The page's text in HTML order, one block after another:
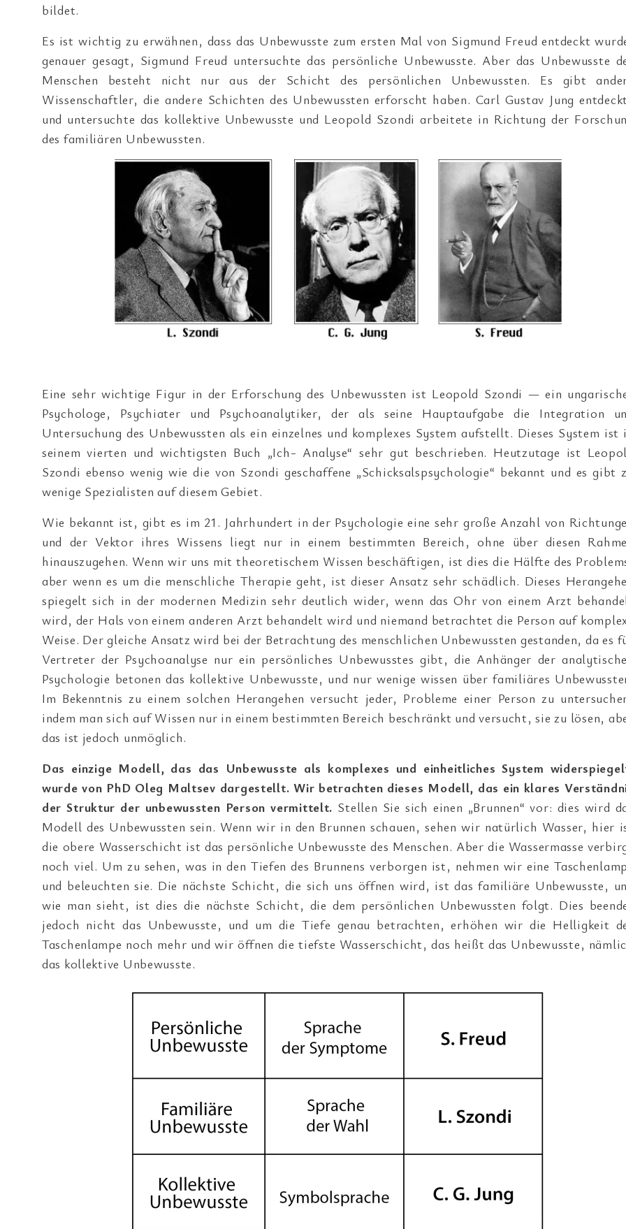
bildet.
Es ist wichtig zu erwähnen, dass das Unbewusste zum ersten Mal von Sigmund Freud entdeckt
genauer gesagt, Sigmund Freud untersuchte das persönliche Unbewusste. Aber das Unbewusste
Menschen besteht nicht nur aus der Schicht des persönlichen Unbewussten. Es gibt
Wissenschaftler, die andere Schichten des Unbewussten erforscht haben. Carl Gustav Jung
und untersuchte das kollektive Unbewusste und Leopold Szondi arbeitete in Richtung der
des familiären Unbewussten.
Eine sehr wichtige Figur in der Erforschung des Unbewussten ist Leopold Szondi — ein
Psychologe, Psychiater und Psychoanalytiker, der als seine Hauptaufgabe die Integration
Untersuchung des Unbewussten als ein einzelnes und komplexes System aufstellt. Dieses System ist
seinem vierten und wichtigsten Buch „Ich- Analyse“ sehr gut beschrieben. Heutzutage ist
Szondi ebenso wenig wie die von Szondi geschaffene „Schicksalspsychologie“ bekannt und es gibt
wenige Spezialisten auf diesem Gebiet.
Wie bekannt ist, gibt es im 21. Jahrhundert in der Psychologie eine sehr große Anzahl von
und der Vektor ihres Wissens liegt nur in einem bestimmten Bereich, ohne über diesen
hinauszugehen. Wenn wir uns mit theoretischem Wissen beschäftigen, ist dies die Hälfte des
aber wenn es um die menschliche Therapie geht, ist dieser Ansatz sehr schädlich. Dieses
spiegelt sich in der modernen Medizin sehr deutlich wider, wenn das Ohr von einem Arzt
wird, der Hals von einem anderen Arzt behandelt wird und niemand betrachtet die Person auf
Weise. Der gleiche Ansatz wird bei der Betrachtung des menschlichen Unbewussten gestanden, da es
Vertreter der Psychoanalyse nur ein persönliches Unbewusstes gibt, die Anhänger der
Psychologie betonen das kollektive Unbewusste, und nur wenige wissen über familiäres
Im Bekenntnis zu einem solchen Herangehen versucht jeder, Probleme einer Person zu
indem man sich auf Wissen nur in einem bestimmten Bereich beschränkt und versucht, sie zu lösen,
das ist jedoch unmöglich.
Das einzige Modell, das das Unbewusste als komplexes und einheitliches System
wurde von PhD Oleg Maltsev dargestellt. Wir betrachten dieses Modell, das ein klares
der Struktur der unbewussten Person vermittelt. Stellen Sie sich einen „Brunnen“ vor: dies wird
Modell des Unbewussten sein. Wenn wir in den Brunnen schauen, sehen wir natürlich Wasser, hier
die obere Wasserschicht ist das persönliche Unbewusste des Menschen. Aber die Wassermasse
noch viel. Um zu sehen, was in den Tiefen des Brunnens verborgen ist, nehmen wir eine
und beleuchten sie. Die nächste Schicht, die sich uns öffnen wird, ist das familiäre Unbewusste,
wie man sieht, ist dies die nächste Schicht, die dem persönlichen Unbewussten folgt. Dies
jedoch nicht das Unbewusste, und um die Tiefe genau betrachten, erhöhen wir die Helligkeit
Taschenlampe noch mehr und wir öffnen die tiefste Wasserschicht, das heißt das Unbewusste,
das kollektive Unbewusste.